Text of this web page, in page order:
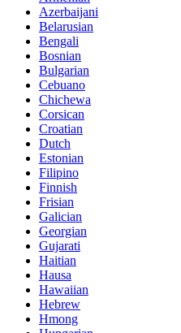
Azerbaijani
Belarusian
Bengali
Bosnian
Bulgarian
Cebuano
Chichewa
Corsican
Croatian
Dutch
Estonian
Filipino
Finnish
Frisian
Galician
Georgian
Gujarati
Haitian
Hausa
Hawaiian
Hebrew
Hmong